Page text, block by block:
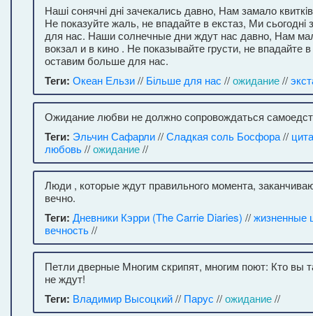
Нашi сонячнi днi зачекались давно, Нам замало
Не показуйте жаль, не впадайте в екстаз, Ми
для нас. Наши солнечные дни ждут нас давно, Нам
вокзал и в кино . Не показывайте грусти, не впадайте
оставим больше для нас.
Теги: Океан Ельзи// Більше для нас //ожидание//
Ожидание любви не должно сопровождаться
Теги: Эльчин Сафарли//Сладкая соль Босфора//
любовь//ожидание//
Люди , которые ждут правильного момента,
вечно.
Теги: Дневники Кэрри (The Carrie Diaries) //жизненные
вечность//
Петли дверные Многим скрипят, многим поют: Кто вы
не ждут!
Теги: Владимир Высоцкий// Парус //ожидание//